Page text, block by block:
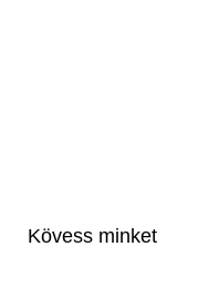
Kövess minket